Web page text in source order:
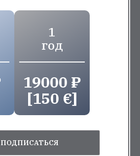
1
год
19000 ₽
[150 €]
ПОДПИСАТЬСЯ